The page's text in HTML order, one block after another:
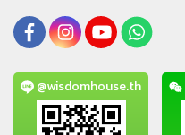
@wisdomhouse.th